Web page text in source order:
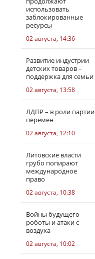
использовать
заблокированные
ресурсы
02 августа, 14:36
Развитие индустрии
детских товаров –
поддержка для семьи
02 августа, 13:58
ЛДПР – в роли партии
перемен
02 августа, 12:10
Литовские власти
грубо попирают
международное
право
02 августа, 10:38
Войны будущего –
роботы и атаки с
воздуха
02 августа, 10:02